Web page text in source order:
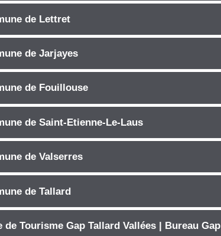
de Lettret
de Jarjayes
de Fouillouse
de Saint-Etienne-Le-Laus
de Valserres
de Tallard
de Tourisme Gap Tallard Vallées | Bureau Gap